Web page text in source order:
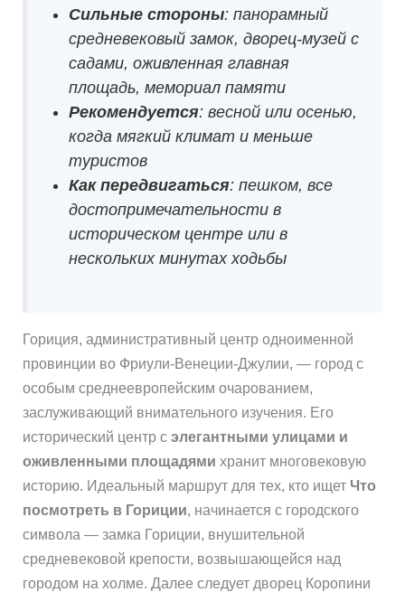
Сильные стороны: панорамный
средневековый замок, дворец-музей с
садами, оживленная главная
площадь, мемориал памяти
Рекомендуется: весной или осенью,
когда мягкий климат и меньше
туристов
Как передвигаться: пешком, все
достопримечательности в
историческом центре или в
нескольких минутах ходьбы
Гориция, административный центр одноименной
провинции во Фриули-Венеции-Джулии, — город с
особым среднеевропейским очарованием,
заслуживающий внимательного изучения. Его
исторический центр с элегантными улицами и
оживленными площадями хранит многовековую
историю. Идеальный маршрут для тех, кто ищет Что
посмотреть в Гориции, начинается с городского
символа — замка Гориции, внушительной
средневековой крепости, возвышающейся над
городом на холме. Далее следует дворец Коропини